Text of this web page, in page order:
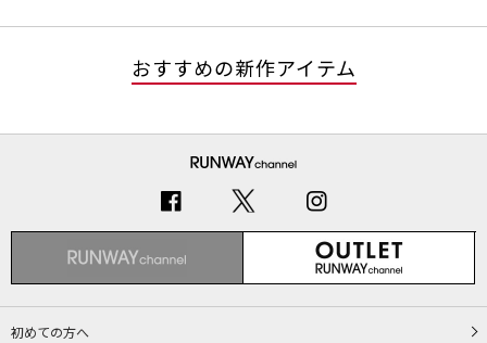
おすすめの新作アイテム
初めての方へ